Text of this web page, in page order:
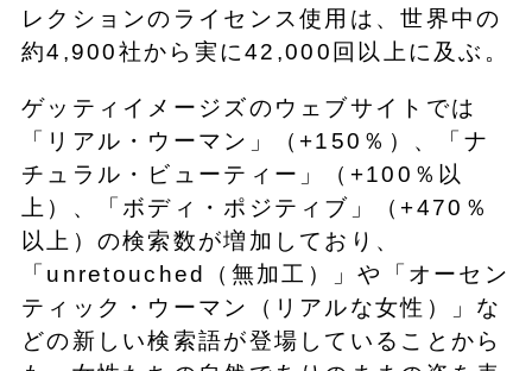
レクションのライセンス使用は、世界中の
約4,900社から実に42,000回以上に及ぶ。
ゲッティイメージズのウェブサイトでは
「リアル・ウーマン」（+150％）、「ナ
チュラル・ビューティー」（+100％以
上）、「ボディ・ポジティブ」（+470％
以上）の検索数が増加しており、
「unretouched（無加工）」や「オーセン
ティック・ウーマン（リアルな女性）」な
どの新しい検索語が登場していることから